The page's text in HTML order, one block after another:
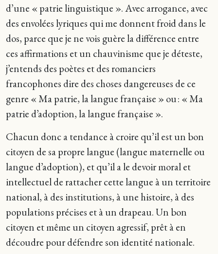
d’une « patrie linguistique ». Avec arrogance, avec
des envolées lyriques qui me donnent froid dans le
dos, parce que je ne vois guère la différence entre
ces affirmations et un chauvinisme que je déteste,
j’entends des poètes et des romanciers
francophones dire des choses dangereuses de ce
genre « Ma patrie, la langue française » ou : « Ma
patrie d’adoption, la langue française ».
Chacun donc a tendance à croire qu’il est un bon
citoyen de sa propre langue (langue maternelle ou
langue d’adoption), et qu’il a le devoir moral et
intellectuel de rattacher cette langue à un territoire
national, à des institutions, à une histoire, à des
populations précises et à un drapeau. Un bon
citoyen et même un citoyen agressif, prêt à en
découdre pour défendre son identité nationale.